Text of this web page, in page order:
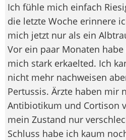
Ich fühle mich einfach
die letzte Woche erinnere
mich jetzt nur als ein
Vor ein paar Monaten habe
mich stark erkaelted. Ich
nicht mehr nachweisen
Pertussis. Ärzte haben mir
Antibiotikum und Cortison
mein Zustand nur
Schluss habe ich kaum